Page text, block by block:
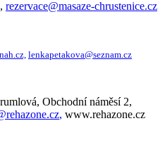
rezervace@masaze-chrustenice.cz
lenkapetakova@seznam.cz
Obchodní náměsí 2,
, www.rehazone.cz